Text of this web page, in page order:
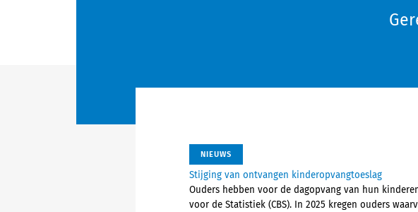
NIEUWS
Stijging van ontvangen kinderopvangtoeslag
Ouders hebben voor de dagopvang van hun
voor de Statistiek (CBS). In 2025 kregen ouders